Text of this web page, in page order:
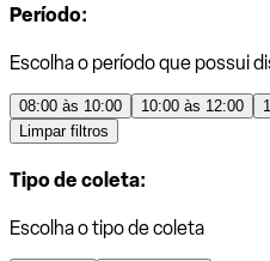
Período:
Escolha o período que possui
08:00 às 10:00 10:00 às 12:00
Limpar filtros
Tipo de coleta:
Escolha o tipo de coleta